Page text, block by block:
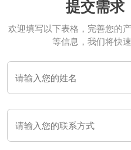
提交需求
欢迎填写以下表格，完善您的
等信息，我们将快